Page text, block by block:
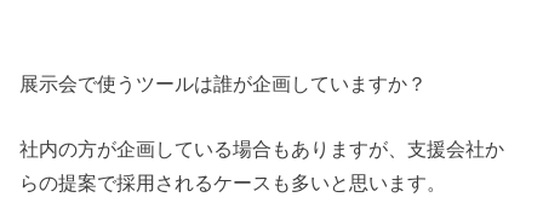
展示会で使うツールは誰が企画していますか？
社内の方が企画している場合もありますが、支援会社か
らの提案で採用されるケースも多いと思います。